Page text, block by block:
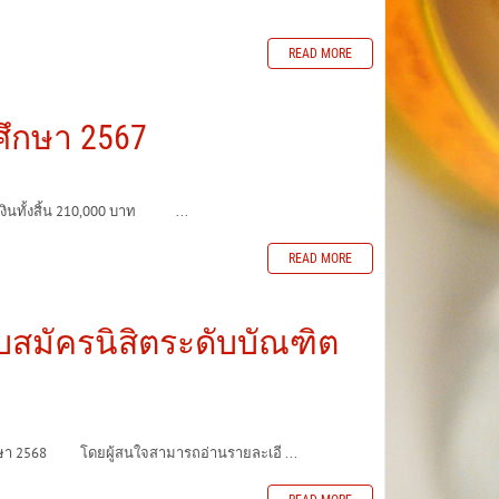
READ MORE
ษา 2567
เงินทั้งสิ้น 210,000 บาท ...
READ MORE
สมัครนิสิตระดับบัณฑิต
2568 โดยผู้สนใจสามารถอ่านรายละเอี ...